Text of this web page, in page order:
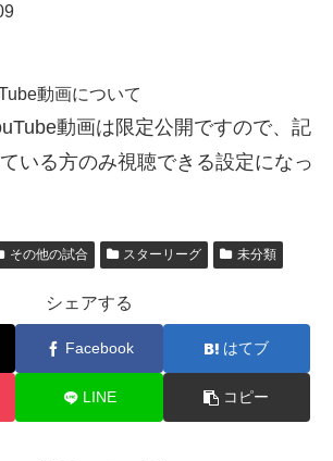
動画について
動画は限定公開ですので、記
いる方のみ視聴できる設定になっ
その他の試合 スターリーグ 未分類
シェアする
Facebook はてブ
LINE コピー